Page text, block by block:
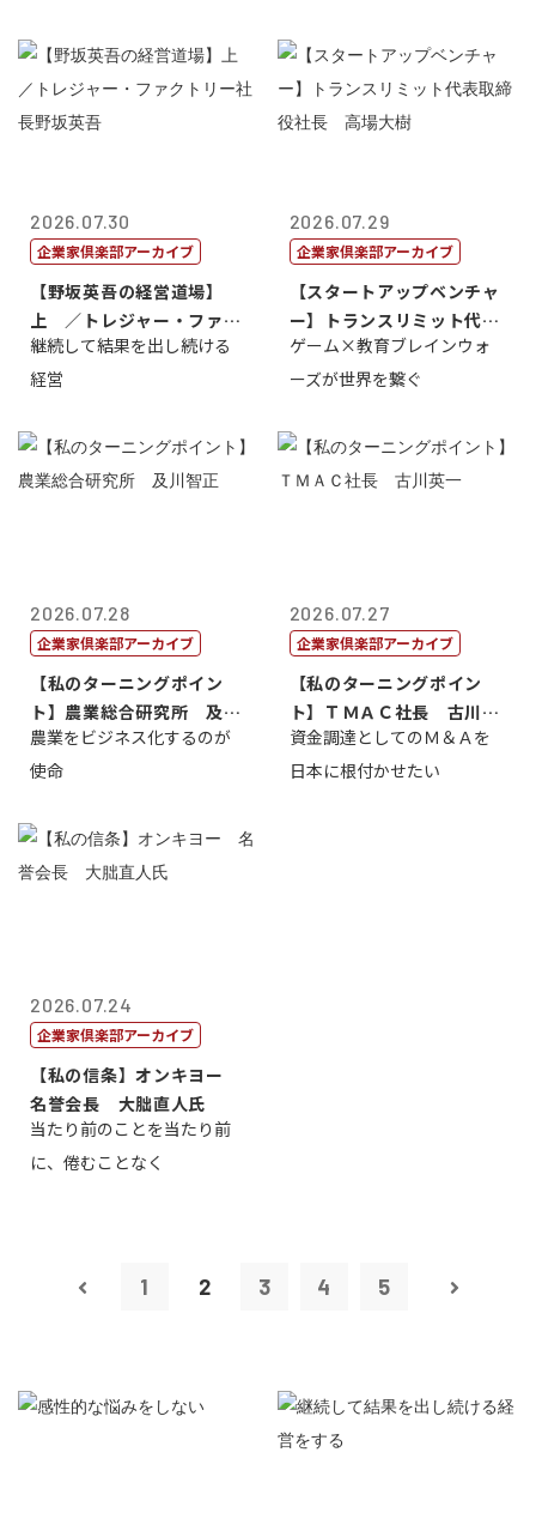
2026.07.30
企業家倶楽部アーカイブ
【野坂英吾の経営道場】
上 ／トレジャー・ファク
トリー社長野坂...
継続して結果を出し続ける
経営
2026.07.29
企業家倶楽部アーカイブ
【スタートアップベンチャ
ー】トランスリミット代表
取締役社長 ...
ゲーム×教育ブレインウォ
ーズが世界を繋ぐ
2026.07.28
企業家倶楽部アーカイブ
【私のターニングポイン
ト】農業総合研究所 及川
智正
農業をビジネス化するのが
使命
2026.07.27
企業家倶楽部アーカイブ
【私のターニングポイン
ト】ＴＭＡＣ社長 古川英
一
資金調達としてのＭ＆Ａを
日本に根付かせたい
2026.07.24
企業家倶楽部アーカイブ
【私の信条】オンキヨー
名誉会長 大朏直人氏
当たり前のことを当たり前
に、倦むことなく
1 2 3 4 5